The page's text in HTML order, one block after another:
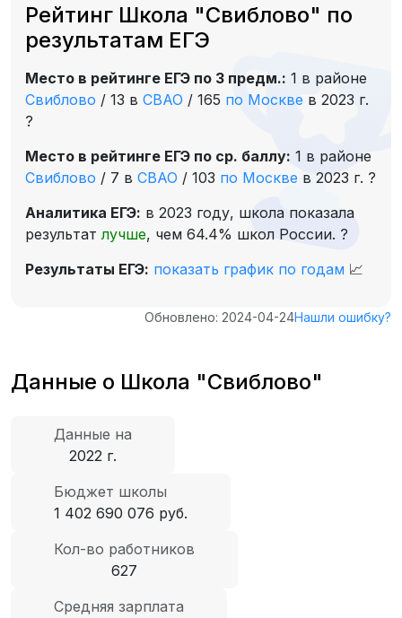
Рейтинг Школа "Свиблово" по
результатам ЕГЭ
Место в рейтинге ЕГЭ по 3 предм.: 1 в районе
Свиблово / 13 в СВАО / 165 по Москве в 2023 г.
?
Место в рейтинге ЕГЭ по ср. баллу: 1 в районе
Свиблово / 7 в СВАО / 103 по Москве в 2023 г. ?
Аналитика ЕГЭ: в 2023 году, школа показала
результат лучше, чем 64.4% школ России. ?
Результаты ЕГЭ: показать график по годам 📈
Обновлено: 2024-04-24Нашли ошибку?
Данные о Школа "Свиблово"
Данные на
2022 г.
Бюджет школы
1 402 690 076 руб.
Кол-во работников
627
Средняя зарплата